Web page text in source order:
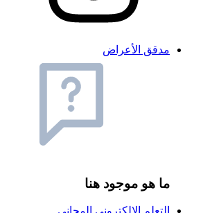
مدقق الأعراض
ما هو موجود هنا